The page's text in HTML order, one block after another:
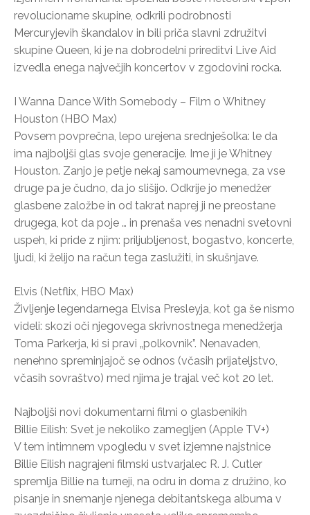
revolucionarne skupine, odkrili podrobnosti
Mercuryjevih škandalov in bili priča slavni združitvi
skupine Queen, ki je na dobrodelni prireditvi Live Aid
izvedla enega največjih koncertov v zgodovini rocka.
I Wanna Dance With Somebody – Film o Whitney
Houston (HBO Max)
Povsem povprečna, lepo urejena srednješolka: le da
ima najboljši glas svoje generacije. Ime ji je Whitney
Houston. Zanjo je petje nekaj samoumevnega, za vse
druge pa je čudno, da jo slišijo. Odkrije jo menedžer
glasbene založbe in od takrat naprej ji ne preostane
drugega, kot da poje … in prenaša ves nenadni svetovni
uspeh, ki pride z njim: priljubljenost, bogastvo, koncerte,
ljudi, ki želijo na račun tega zaslužiti, in skušnjave.
Elvis (Netflix, HBO Max)
Življenje legendarnega Elvisa Presleyja, kot ga še nismo
videli: skozi oči njegovega skrivnostnega menedžerja
Toma Parkerja, ki si pravi „polkovnik”. Nenavaden,
nenehno spreminjajoč se odnos (včasih prijateljstvo,
včasih sovraštvo) med njima je trajal več kot 20 let.
Najboljši novi dokumentarni filmi o glasbenikih
Billie Eilish: Svet je nekoliko zamegljen (Apple TV+)
V tem intimnem vpogledu v svet izjemne najstnice
Billie Eilish nagrajeni filmski ustvarjalec R. J. Cutler
spremlja Billie na turneji, na odru in doma z družino, ko
pisanje in snemanje njenega debitantskega albuma v